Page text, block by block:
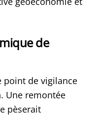
de
point de vigilance
Une remontée
pèserait